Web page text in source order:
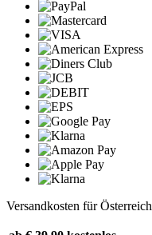
Versandkosten für Österreich